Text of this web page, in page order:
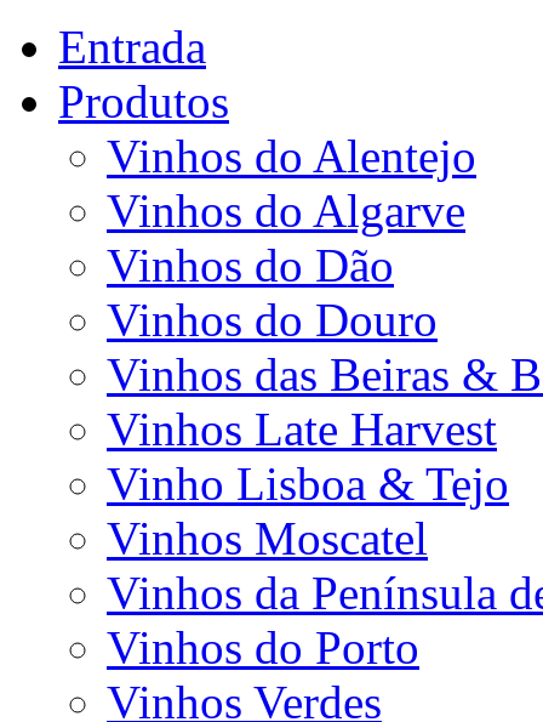
Entrada
Produtos
Vinhos do Alentejo
Vinhos do Algarve
Vinhos do Dão
Vinhos do Douro
Vinhos das Beiras &
Vinhos Late Harvest
Vinho Lisboa & Tejo
Vinhos Moscatel
Vinhos da Península
Vinhos do Porto
Vinhos Verdes